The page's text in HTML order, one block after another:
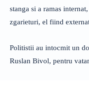
stanga si a ramas
zgarieturi, el fiind
Politistii au intocmit un
Ruslan Bivol, pentru